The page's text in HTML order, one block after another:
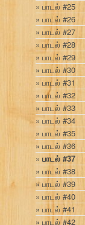
பாடல் #25
பாடல் #26
பாடல் #27
பாடல் #28
பாடல் #29
பாடல் #30
பாடல் #31
பாடல் #32
பாடல் #33
பாடல் #34
பாடல் #35
பாடல் #36
பாடல் #37
பாடல் #38
பாடல் #39
பாடல் #40
பாடல் #41
பாடல் #42